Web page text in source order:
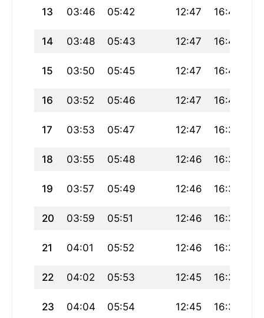
13 03:46 05:42 12:47 16:42
14 03:48 05:43 12:47 16:42
15 03:50 05:45 12:47 16:41
16 03:52 05:46 12:47 16:40
17 03:53 05:47 12:47 16:39
18 03:55 05:48 12:46 16:38
19 03:57 05:49 12:46 16:38
20 03:59 05:51 12:46 16:37
21 04:01 05:52 12:46 16:36
22 04:02 05:53 12:45 16:35
23 04:04 05:54 12:45 16:34